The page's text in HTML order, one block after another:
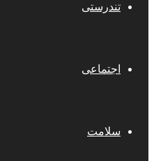
تندرستی
اجتماعی
سلامت